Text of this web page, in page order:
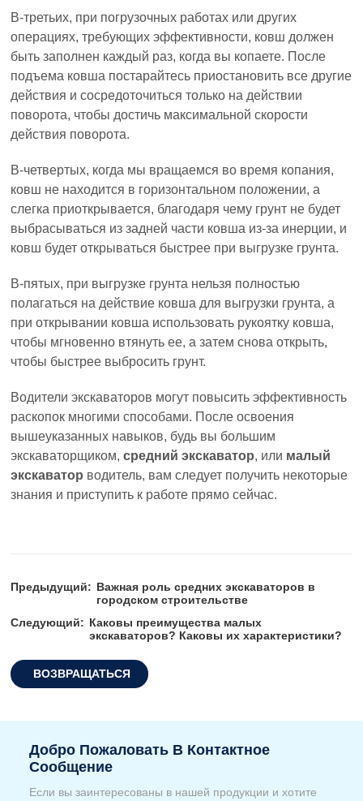
В-третьих, при погрузочных работах или других
операциях, требующих эффективности, ковш должен
быть заполнен каждый раз, когда вы копаете. После
подъема ковша постарайтесь приостановить все другие
действия и сосредоточиться только на действии
поворота, чтобы достичь максимальной скорости
действия поворота.
В-четвертых, когда мы вращаемся во время копания,
ковш не находится в горизонтальном положении, а
слегка приоткрывается, благодаря чему грунт не будет
выбрасываться из задней части ковша из-за инерции, и
ковш будет открываться быстрее при выгрузке грунта.
В-пятых, при выгрузке грунта нельзя полностью
полагаться на действие ковша для выгрузки грунта, а
при открывании ковша использовать рукоятку ковша,
чтобы мгновенно втянуть ее, а затем снова открыть,
чтобы быстрее выбросить грунт.
Водители экскаваторов могут повысить эффективность
раскопок многими способами. После освоения
вышеуказанных навыков, будь вы большим
экскаваторщиком,средний экскаватор, или малый
экскаватор водитель, вам следует получить некоторые
знания и приступить к работе прямо сейчас.
Предыдущий: Важная роль средних экскаваторов в
городском строительстве
Следующий: Каковы преимущества малых
экскаваторов? Каковы их характеристики?
ВОЗВРАЩАТЬСЯ
Добро Пожаловать В Контактное
Сообщение
Если вы заинтересованы в нашей продукции и хотите